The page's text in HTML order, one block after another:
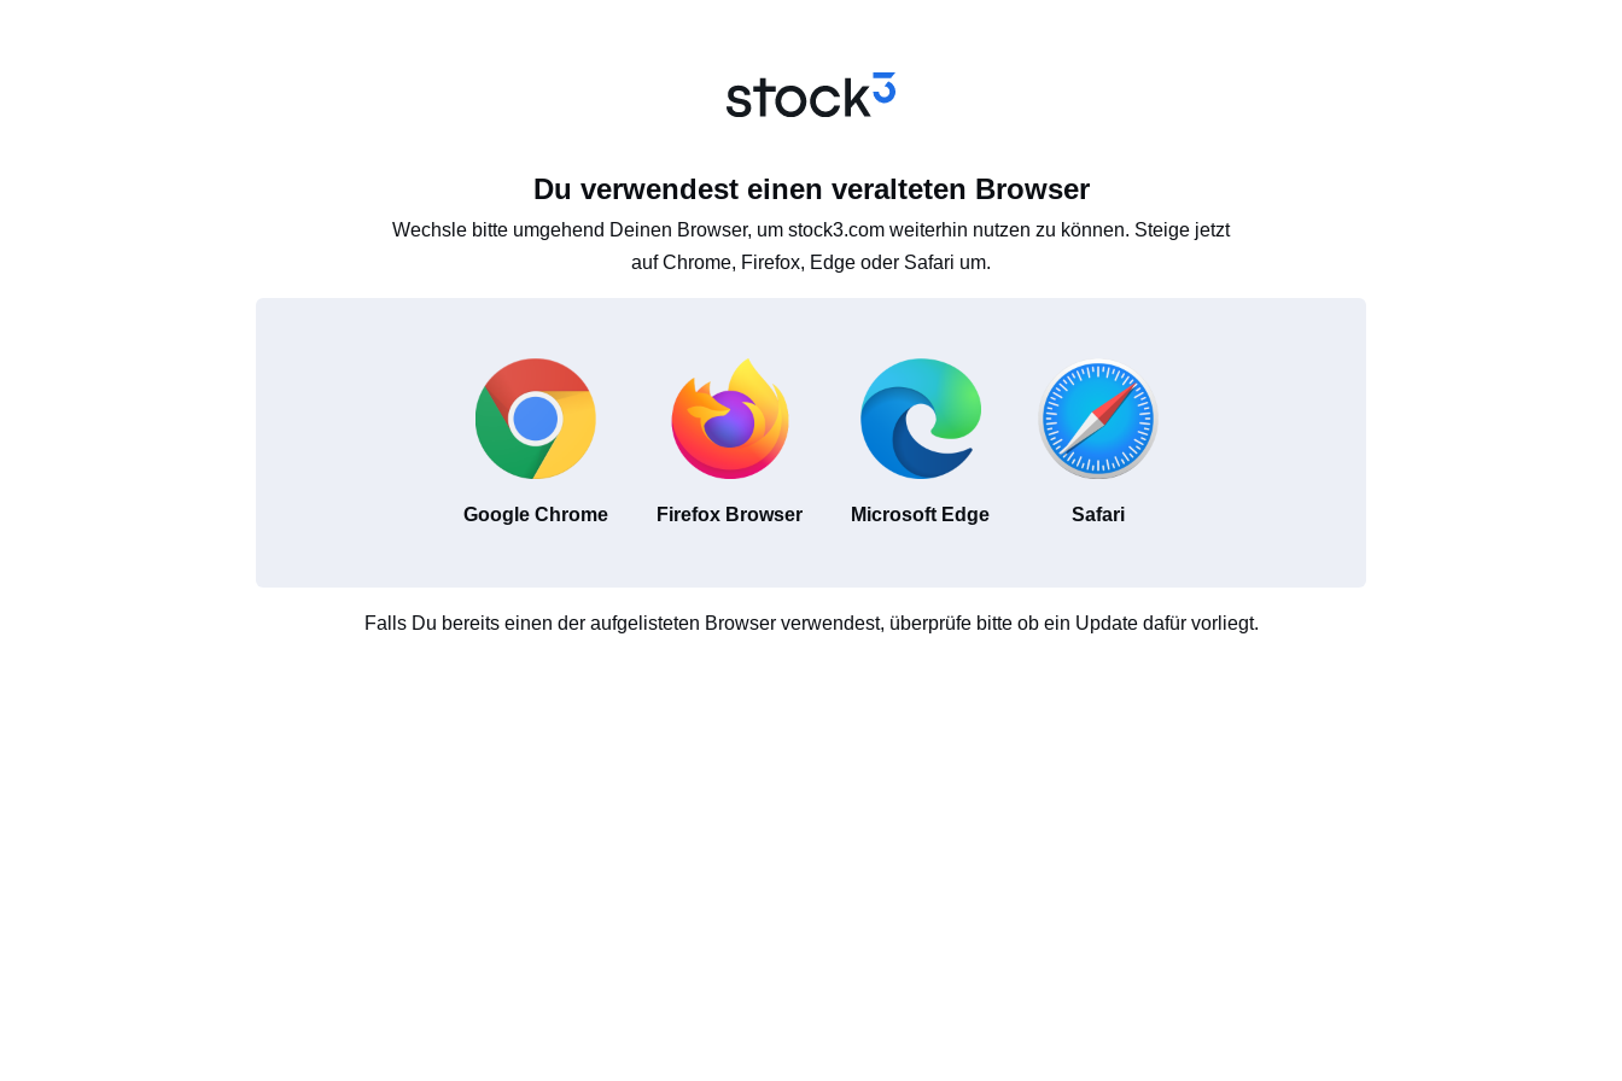
Du verwendest einen veralteten Browser
Wechsle bitte umgehend Deinen Browser, um stock3.com weiterhin nutzen zu können. Steige jetzt
auf Chrome, Firefox, Edge oder Safari um.
Google Chrome Firefox Browser Microsoft Edge Safari
Falls Du bereits einen der aufgelisteten Browser verwendest, überprüfe bitte ob ein Update dafür vorliegt.